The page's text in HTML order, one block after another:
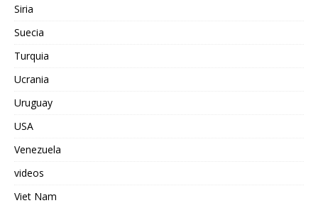
Siria
Suecia
Turquia
Ucrania
Uruguay
USA
Venezuela
videos
Viet Nam